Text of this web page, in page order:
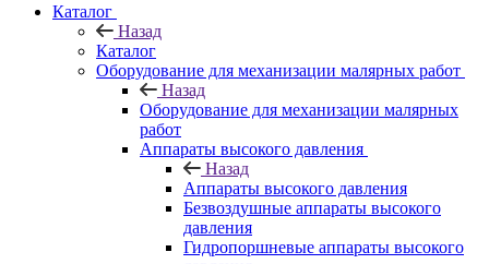
Каталог
Назад
Каталог
Оборудование для механизации малярных работ
Назад
Оборудование для механизации малярных
работ
Аппараты высокого давления
Назад
Аппараты высокого давления
Безвоздушные аппараты высокого
давления
Гидропоршневые аппараты высокого